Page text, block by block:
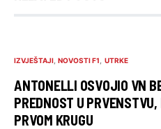
IZVJEŠTAJI NOVOSTI F1 UTRKE
ANTONELLI OSVOJIO VN
PREDNOST U
PRVOM KRUGU